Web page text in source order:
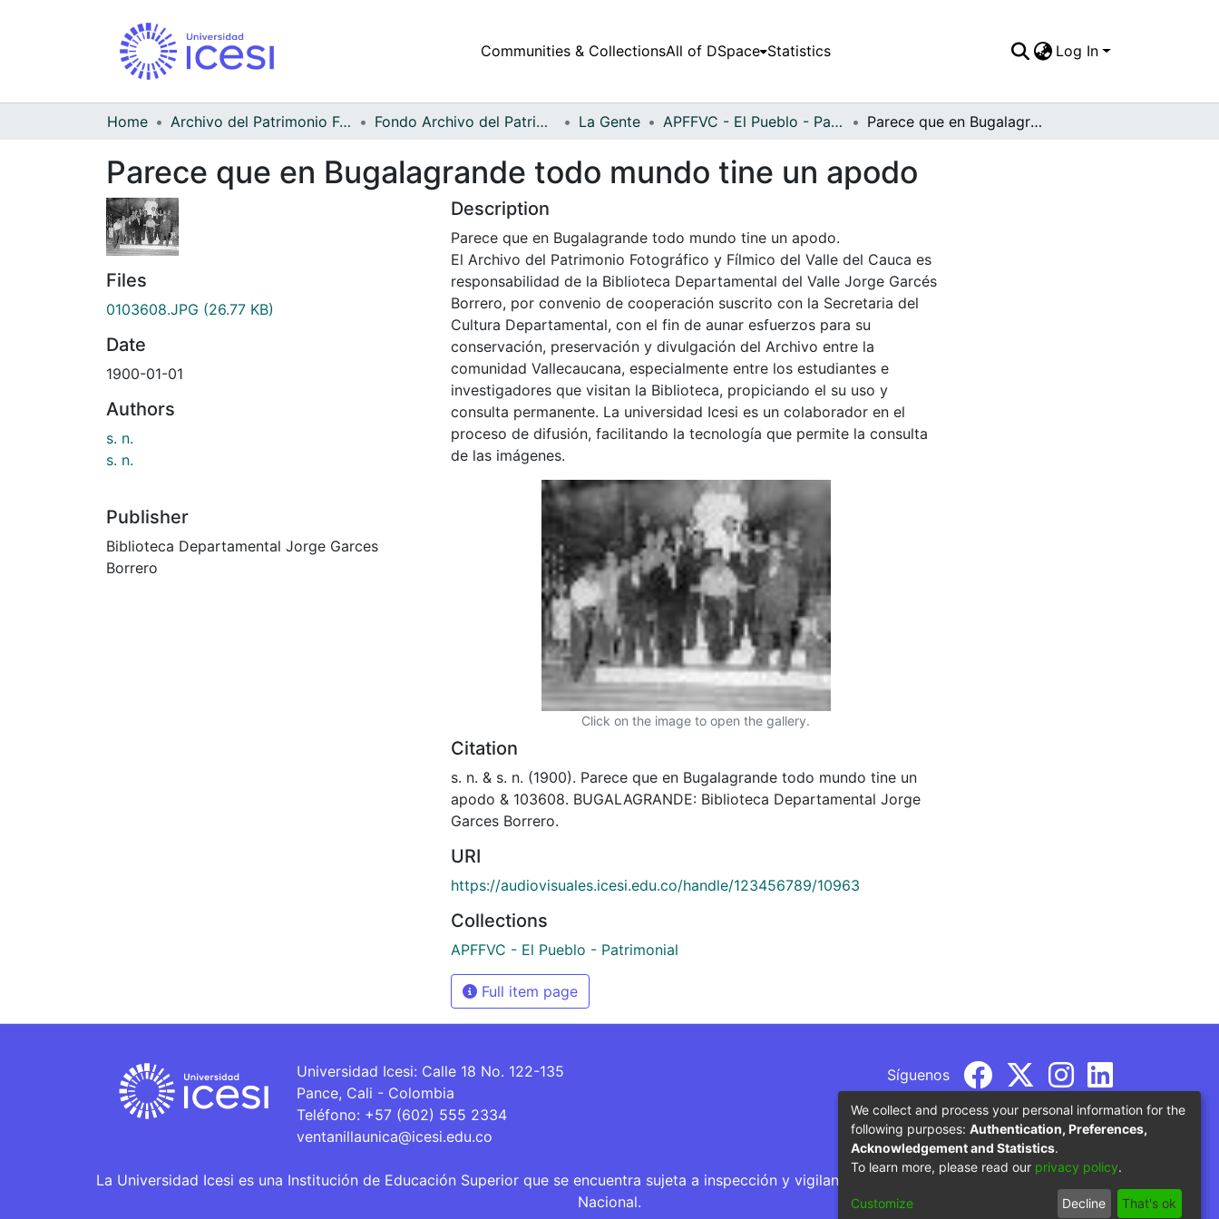
Communities & CollectionsAll of DSpace Statistics Log In
Home Archivo del Patrimonio Fotográfico y Fílmico del Valle del Cauca Fondo Archivo del Patrimonio Fotográfico y Fílmico del Valle del Cauca La Gente APFFVC - El Pueblo - Patrimonial Parece que en Bugalagrande todo mundo tine un apodo
Parece que en Bugalagrande todo mundo tine un apodo
Files
0103608.JPG (26.77 KB)
Date
1900-01-01
Authors
s. n.
s. n.
Publisher
Biblioteca Departamental Jorge Garces
Borrero
Description
Parece que en Bugalagrande todo mundo tine un apodo.
El Archivo del Patrimonio Fotográfico y Fílmico del Valle del Cauca es
responsabilidad de la Biblioteca Departamental del Valle Jorge Garcés
Borrero, por convenio de cooperación suscrito con la Secretaria del
Cultura Departamental, con el fin de aunar esfuerzos para su
conservación, preservación y divulgación del Archivo entre la
comunidad Vallecaucana, especialmente entre los estudiantes e
investigadores que visitan la Biblioteca, propiciando el su uso y
consulta permanente. La universidad Icesi es un colaborador en el
proceso de difusión, facilitando la tecnología que permite la consulta
de las imágenes.
Click on the image to open the gallery.
Citation
s. n. & s. n. (1900). Parece que en Bugalagrande todo mundo tine un
apodo & 103608. BUGALAGRANDE: Biblioteca Departamental Jorge
Garces Borrero.
URI
https://audiovisuales.icesi.edu.co/handle/123456789/10963
Collections
APFFVC - El Pueblo - Patrimonial
Full item page
Universidad Icesi: Calle 18 No. 122-135
Pance, Cali - Colombia
Teléfono: +57 (602) 555 2334
ventanillaunica@icesi.edu.co
Síguenos
La Universidad Icesi es una Institución de Educación Superior que se encuentra sujeta a inspección y vigilancia por parte del Ministerio de Educación
Nacional.
We collect and process your personal information for the
following purposes: Authentication, Preferences,
Acknowledgement and Statistics.
To learn more, please read our privacy policy.
Customize Decline That's ok